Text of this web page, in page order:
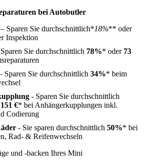
bei Autobutler
– Sparen Sie durchschnittlich*18%** oder
Inspektion
Sie durchschnittlich 78%* oder 73
Sparen Sie durchschnittlich 34%* beim
- Sparen Sie durchschnittlich
151 €* bei Anhängerkupplungen inkl.
Codierung
- Sie sparen durchschnittlich 50%* bei
Rad- & Reifenwechseln
und -backen Ihres Mini